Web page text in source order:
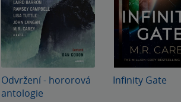
Odvržení - hororová
antologie
Infinity Gate